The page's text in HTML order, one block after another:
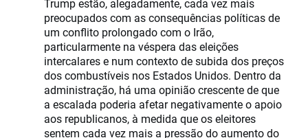
Trump estão, alegadamente, cada vez mais
preocupados com as consequências políticas de
um conflito prolongado com o Irão,
particularmente na véspera das eleições
intercalares e num contexto de subida dos preços
dos combustíveis nos Estados Unidos. Dentro da
administração, há uma opinião crescente de que
a escalada poderia afetar negativamente o apoio
aos republicanos, à medida que os eleitores
sentem cada vez mais a pressão do aumento do